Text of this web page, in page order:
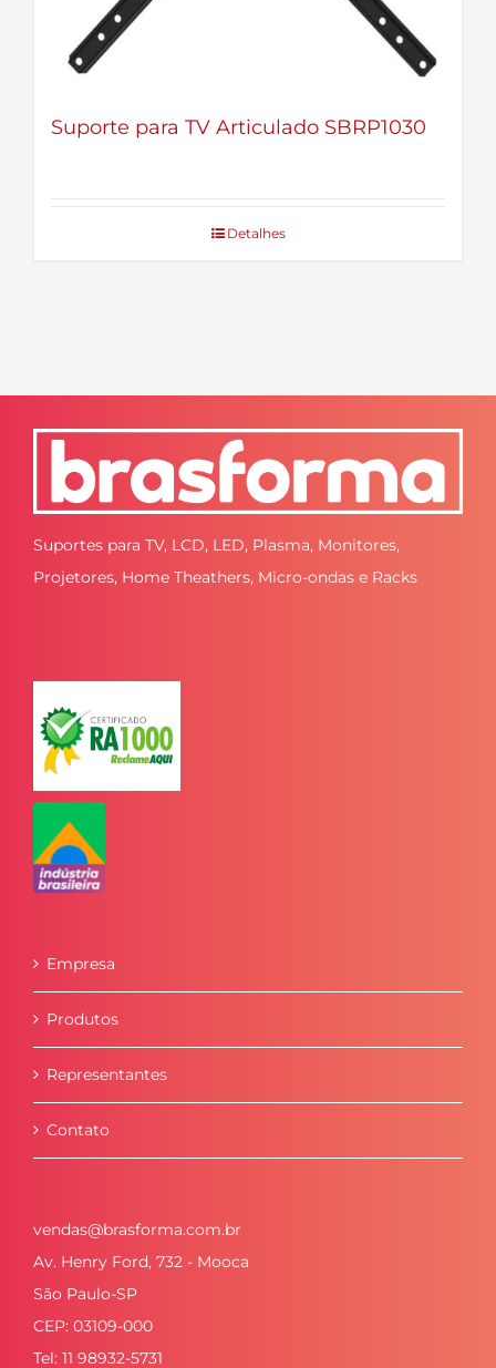
Suporte para TV Articulado SBRP1030
Detalhes
Suportes para TV, LCD, LED, Plasma, Monitores,
Projetores, Home Theathers, Micro-ondas e Racks
Empresa
Produtos
Representantes
Contato
vendas@brasforma.com.br
Av. Henry Ford, 732 - Mooca
São Paulo-SP
CEP: 03109-000
Tel: 11 98932-5731